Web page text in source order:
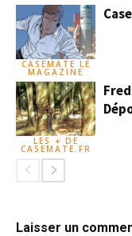
CASEMATE LE
MAGAZINE
LES + DE
CASEMATE.FR
Laisser un